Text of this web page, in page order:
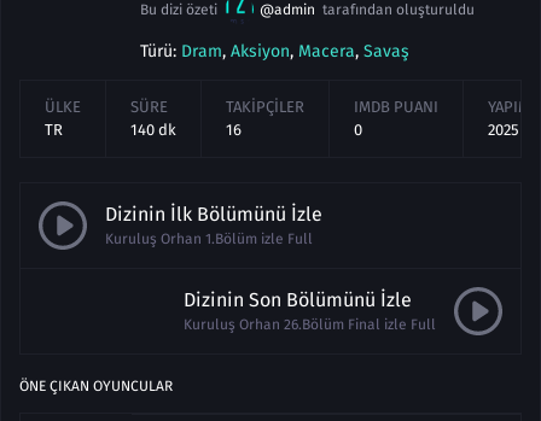
Bu dizi özeti @admin tarafından oluşturuldu
Türü: Dram, Aksiyon, Macera, Savaş
ÜLKE
TR
SÜRE
140 dk
TAKIPÇILER
16
IMDB PUANI
0
YAPIM
2025
Dizinin İlk Bölümünü İzle
Kuruluş Orhan 1.Bölüm izle Full
Dizinin Son Bölümünü İzle
Kuruluş Orhan 26.Bölüm Final izle Full
ÖNE ÇIKAN OYUNCULAR